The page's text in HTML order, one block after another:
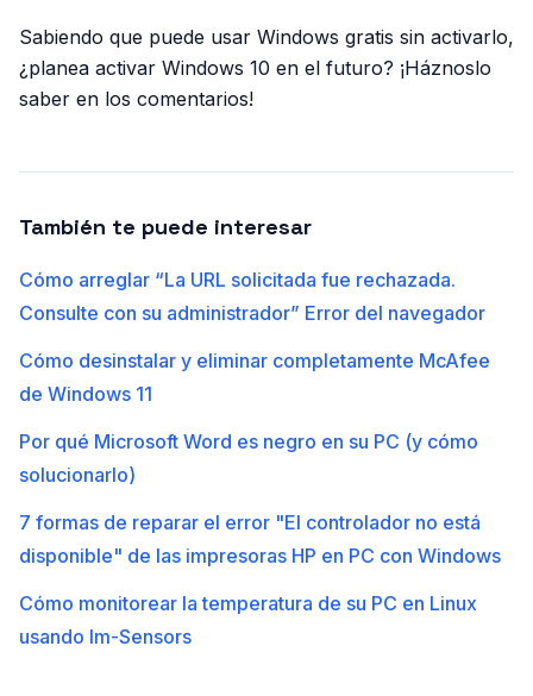
Sabiendo que puede usar Windows gratis sin activarlo,
¿planea activar Windows 10 en el futuro? ¡Háznoslo
saber en los comentarios!
También te puede interesar
Cómo arreglar “La URL solicitada fue rechazada.
Consulte con su administrador” Error del navegador
Cómo desinstalar y eliminar completamente McAfee
de Windows 11
Por qué Microsoft Word es negro en su PC (y cómo
solucionarlo)
7 formas de reparar el error "El controlador no está
disponible" de las impresoras HP en PC con Windows
Cómo monitorear la temperatura de su PC en Linux
usando lm-Sensors